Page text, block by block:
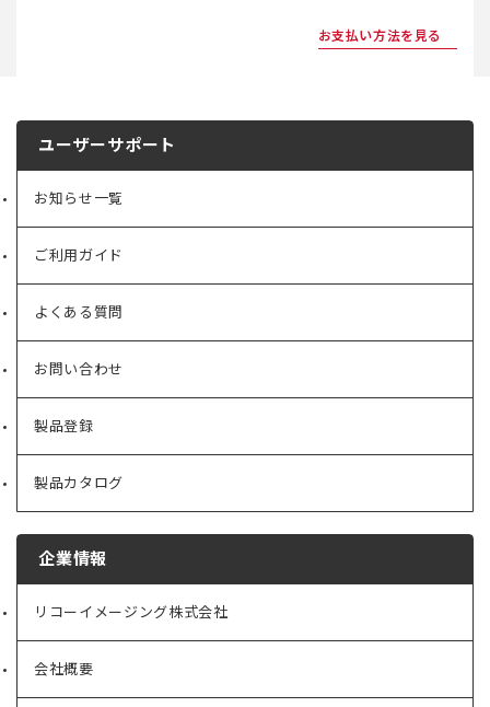
お支払い方法を見る
ユーザーサポート
お知らせ一覧
ご利用ガイド
よくある質問
お問い合わせ
製品登録
製品カタログ
企業情報
リコーイメージング株式会社
（新
タ
ブ
会社概要
（新